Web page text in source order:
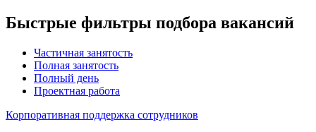
Быстрые фильтры подбора вакансий
Частичная занятость
Полная занятость
Полный день
Проектная работа
Корпоративная поддержка сотрудников